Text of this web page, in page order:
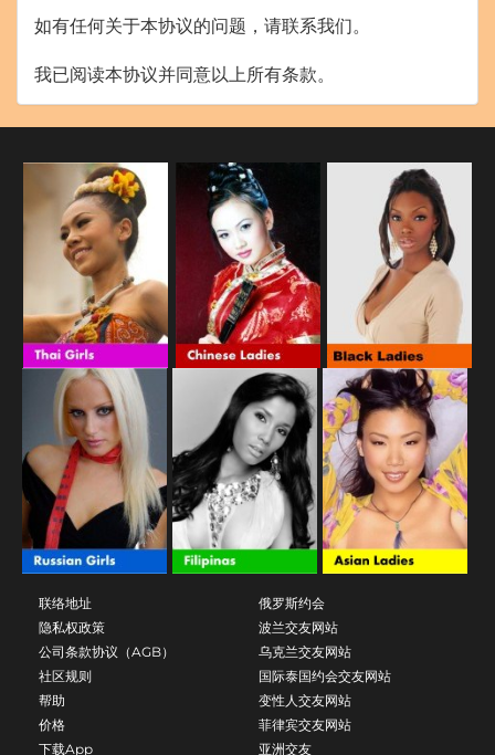
如有任何关于本协议的问题，请联系我们。
我已阅读本协议并同意以上所有条款。
联络地址
隐私权政策
公司条款协议（AGB）
社区规则
帮助
价格
下载App
俄罗斯约会
波兰交友网站
乌克兰交友网站
国际泰国约会交友网站
变性人交友网站
菲律宾交友网站
亚洲交友